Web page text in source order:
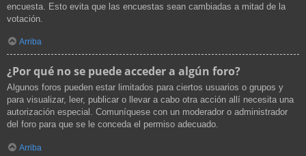
encuesta. Esto evita que las encuestas sean cambiadas a mitad de la
votación.
Arriba
¿Por qué no se puede acceder a algún foro?
Algunos foros pueden estar limitados para ciertos usuarios o grupos y
para visualizar, leer, publicar o llevar a cabo otra acción allí necesita una
autorización especial. Comuníquese con un moderador o administrador
del foro para que se le conceda el permiso adecuado.
Arriba